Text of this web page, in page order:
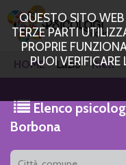
QUESTO SITO
TERZE PARTI
PROPRIE
PUOI
HOME Lazio Rieti
Elenco
Borbona